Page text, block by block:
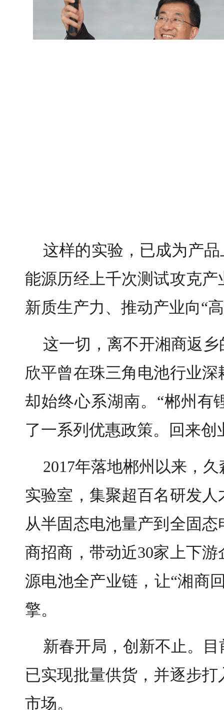
这样的实验，已成为产
能源历经上千次测试攻克
新质生产力、推动产业向“
这一切，离不开湘商返
欣平曾在珠三角电池行业
却始终心系湖南。“郴州有
了一系列优惠政策。回来
2017年落地郴州以来，
实验室，集聚超百名研发
从半固态电池量产到全固
商招商，带动近30家上下
源电池全产业链，让“湘商
擎。
新春开局，创新不止。
已实现批量供货，并逐步
市场。